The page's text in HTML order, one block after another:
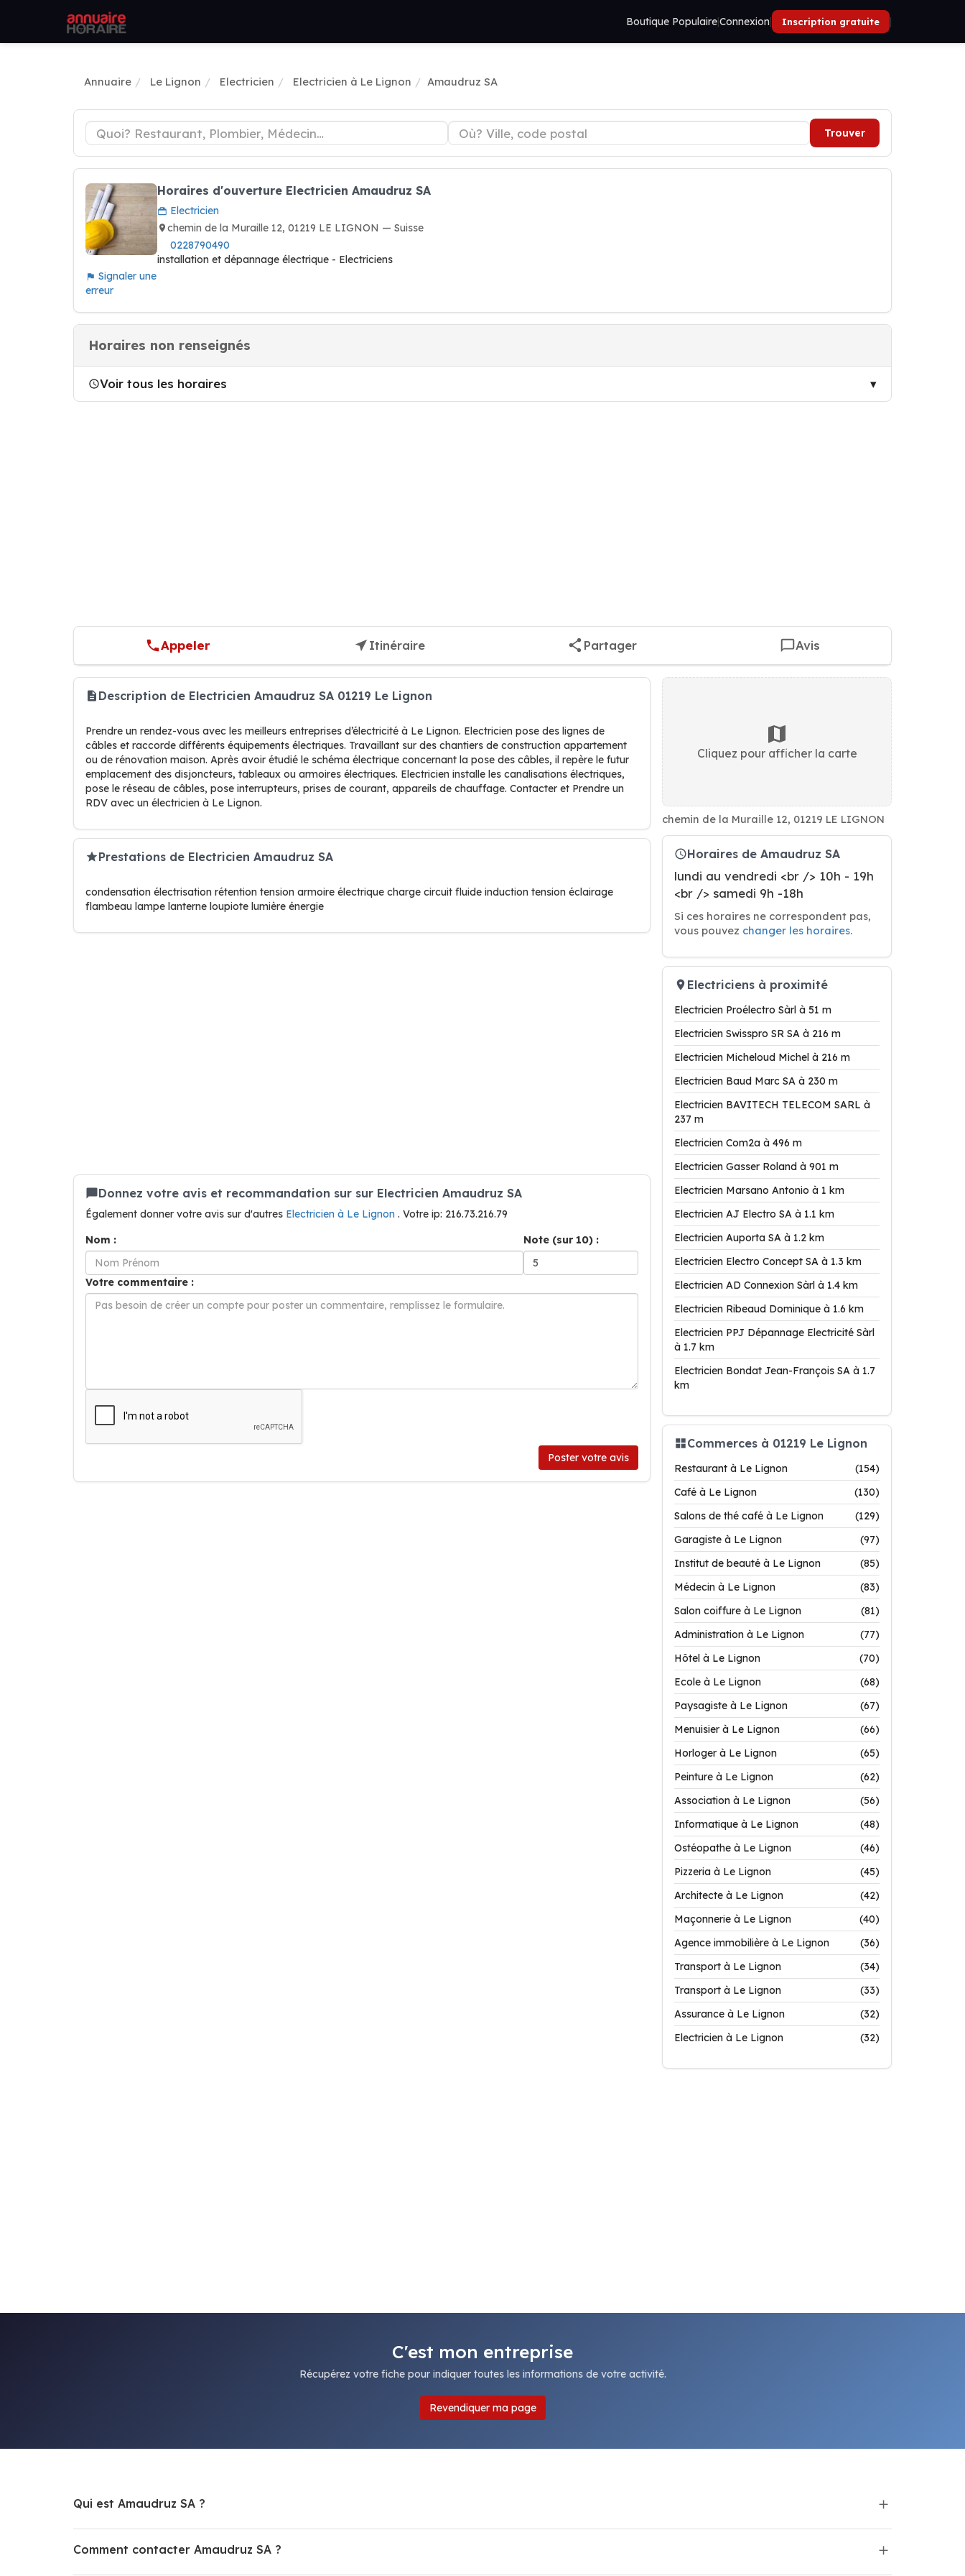
Boutique Populaire|Connexion| Inscription gratuite |
Annuaire Le Lignon Electricien Electricien à Le Lignon Amaudruz SA
Trouver
Signaler une
erreur
Horaires d'ouverture Electricien Amaudruz SA
Electricien
chemin de la Muraille 12, 01219 LE LIGNON — Suisse
0228790490
installation et dépannage électrique - Electriciens
Horaires non renseignés
Voir tous les horaires
Appeler Itinéraire Partager Avis
Description de Electricien Amaudruz SA 01219 Le Lignon
Prendre un rendez-vous avec les meilleurs entreprises d’électricité à Le Lignon. Electricien pose des lignes de
câbles et raccorde différents équipements électriques. Travaillant sur des chantiers de construction appartement
ou de rénovation maison. Après avoir étudié le schéma électrique concernant la pose des câbles, il repère le futur
emplacement des disjoncteurs, tableaux ou armoires électriques. Electricien installe les canalisations électriques,
pose le réseau de câbles, pose interrupteurs, prises de courant, appareils de chauffage. Contacter et Prendre un
RDV avec un électricien à Le Lignon.
Prestations de Electricien Amaudruz SA
condensation électrisation rétention tension armoire électrique charge circuit fluide induction tension éclairage
flambeau lampe lanterne loupiote lumière énergie
Donnez votre avis et recommandation sur sur Electricien Amaudruz SA
Également donner votre avis sur d'autres Electricien à Le Lignon . Votre ip: 216.73.216.79
Nom :
Note (sur 10) :
Votre commentaire :
Poster votre avis
Cliquez pour afficher la carte
chemin de la Muraille 12, 01219 LE LIGNON
Horaires de Amaudruz SA
lundi au vendredi <br /> 10h - 19h
<br /> samedi 9h -18h
Si ces horaires ne correspondent pas,
vous pouvez changer les horaires.
Electriciens à proximité
Electricien Proélectro Sàrl à 51 m
Electricien Swisspro SR SA à 216 m
Electricien Micheloud Michel à 216 m
Electricien Baud Marc SA à 230 m
Electricien BAVITECH TELECOM SARL à
237 m
Electricien Com2a à 496 m
Electricien Gasser Roland à 901 m
Electricien Marsano Antonio à 1 km
Electricien AJ Electro SA à 1.1 km
Electricien Auporta SA à 1.2 km
Electricien Electro Concept SA à 1.3 km
Electricien AD Connexion Sàrl à 1.4 km
Electricien Ribeaud Dominique à 1.6 km
Electricien PPJ Dépannage Electricité Sàrl
à 1.7 km
Electricien Bondat Jean-François SA à 1.7
km
Commerces à 01219 Le Lignon
Restaurant à Le Lignon
(154)
Café à Le Lignon
(130)
Salons de thé café à Le Lignon
(129)
Garagiste à Le Lignon
(97)
Institut de beauté à Le Lignon
(85)
Médecin à Le Lignon
(83)
Salon coiffure à Le Lignon
(81)
Administration à Le Lignon
(77)
Hôtel à Le Lignon
(70)
Ecole à Le Lignon
(68)
Paysagiste à Le Lignon
(67)
Menuisier à Le Lignon
(66)
Horloger à Le Lignon
(65)
Peinture à Le Lignon
(62)
Association à Le Lignon
(56)
Informatique à Le Lignon
(48)
Ostéopathe à Le Lignon
(46)
Pizzeria à Le Lignon
(45)
Architecte à Le Lignon
(42)
Maçonnerie à Le Lignon
(40)
Agence immobilière à Le Lignon
(36)
Transport à Le Lignon
(34)
Transport à Le Lignon
(33)
Assurance à Le Lignon
(32)
Electricien à Le Lignon
(32)
C'est mon entreprise
Récupérez votre fiche pour indiquer toutes les informations de votre activité.
Revendiquer ma page
Qui est Amaudruz SA ?
Comment contacter Amaudruz SA ?